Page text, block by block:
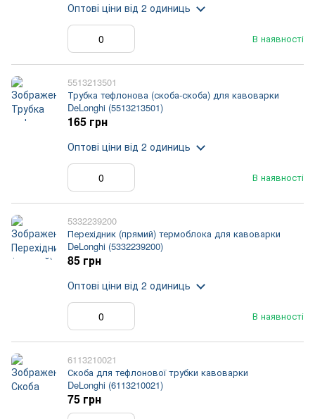
В наявності
Оптові ціни від 2 одиниць
5513213501
Трубка тефлонова (скоба-скоба) для кавоварки
DeLonghi (5513213501)
В наявності
165 грн
Оптові ціни від 2 одиниць
5332239200
Перехідник (прямий) термоблока для кавоварки
DeLonghi (5332239200)
В наявності
85 грн
Оптові ціни від 2 одиниць
6113210021
Скоба для тефлонової трубки кавоварки
DeLonghi (6113210021)
75 грн